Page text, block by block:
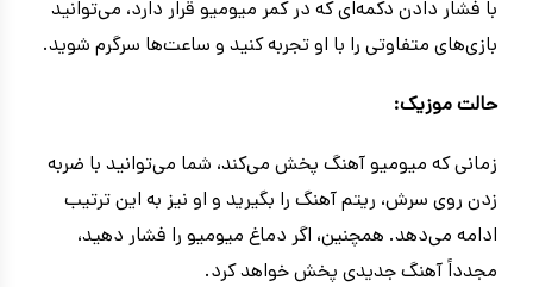
با فشار دادن دکمه‌ای که در کمر میومیو قرار دارد، می‌توانید
بازی‌های متفاوتی را با او تجربه کنید و ساعت‌ها سرگرم شوید.
حالت موزیک:
زمانی که میومیو آهنگ پخش می‌کند، شما می‌توانید با ضربه
زدن روی سرش، ریتم آهنگ را بگیرید و او نیز به این ترتیب
ادامه می‌دهد. همچنین، اگر دماغ میومیو را فشار دهید،
مجدداً آهنگ جدیدی پخش خواهد کرد.